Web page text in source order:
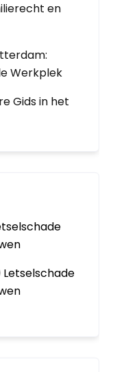
en
Werkplek
Gids in het
Letselschade